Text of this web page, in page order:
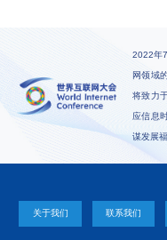
2022年
网领域
将致力
应信息
谋发展
关于我们 联系我们